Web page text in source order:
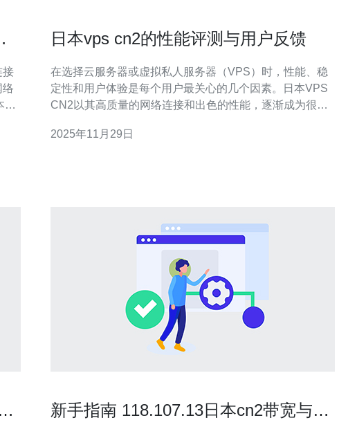
接
络
日本vps cn2的性能评测与用户反馈
在选择云服务器或虚拟私人服务器（VPS）时，性能、稳
定性和用户体验是每个用户最关心的几个因素。日本VPS
CN2以其高质量的网络连接和出色的性能，逐渐成为很多
合用户反馈，帮助您做出明智的选择。 首先，我们先来了
2025年11月29日
新手指南 118.107.13日本cn2带宽与流